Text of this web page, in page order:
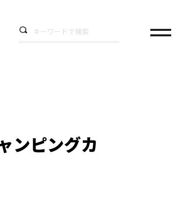
ンピングカ